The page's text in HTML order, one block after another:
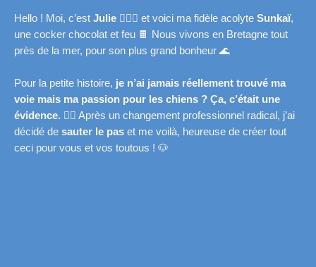
Hello ! Moi, c’est Julie 🙋🏻‍♀️ et voici ma fidèle acolyte Sunkaï,
une cocker chocolat et feu 🍫 Nous vivons en Bretagne tout
près de la mer, pour son plus grand bonheur 🌊
Pour la petite histoire, je n’ai jamais réellement trouvé ma
voie mais ma passion pour les chiens ? Ça, c’était une
évidence. ❤️‍🔥 Après un changement professionnel radical, j’ai
décidé de sauter le pas et me voilà, heureuse de créer tout
ceci pour vous et vos toutous ! 🐶